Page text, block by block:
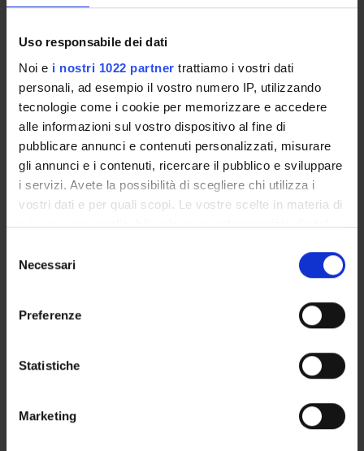
Uso responsabile dei dati
Noi e i nostri 1022 partner trattiamo i vostri dati
personali, ad esempio il vostro numero IP, utilizzando
tecnologie come i cookie per memorizzare e accedere
alle informazioni sul vostro dispositivo al fine di
pubblicare annunci e contenuti personalizzati, misurare
gli annunci e i contenuti, ricercare il pubblico e sviluppare
i servizi. Avete la possibilità di scegliere chi utilizza i
vostri dati e per quali scopi. Le vostre scelte in materia di
privacy sono applicabili solo su questa proprietà digitale
modificare o revocare il proprio consenso in qualsiasi
momento dalla Dichiarazione sui cookie o facendo clic
raccogliere informazioni sulla tua posizione
geografica, con un'approssimazione di qualche
Identificare il tuo dispositivo, scansionandolo
delNecessari
Preferenze
Statistiche
Marketing
DEPARTMENT ADMINISTRATION OFFICES
STUDENT ADMINISTRATION OFFICES
DEPARTMENT FACILITIES
RESEARCH LABORATORIES
RESEARCH CENTRES